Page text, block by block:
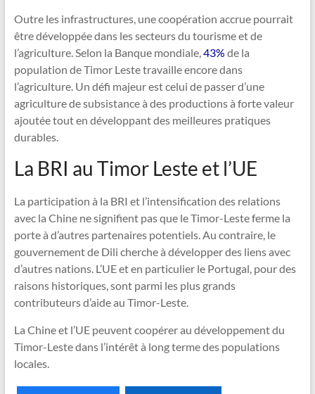
Outre les infrastructures, une coopération accrue pourrait
être développée dans les secteurs du tourisme et de
l’agriculture. Selon la Banque mondiale,43% de la
population de Timor Leste travaille encore dans
l’agriculture. Un défi majeur est celui de passer d’une
agriculture de subsistance à des productions à forte valeur
ajoutée tout en développant des meilleures pratiques
durables.
La BRI au Timor Leste et l’UE
La participation à la BRI et l’intensification des relations
avec la Chine ne signifient pas que le Timor-Leste ferme la
porte à d’autres partenaires potentiels. Au contraire, le
gouvernement de Dili cherche à développer des liens avec
d’autres nations. L’UE et en particulier le Portugal, pour des
raisons historiques, sont parmi les plus grands
contributeurs d’aide au Timor-Leste.
La Chine et l’UE peuvent coopérer au développement du
Timor-Leste dans l’intérêt à long terme des populations
locales.